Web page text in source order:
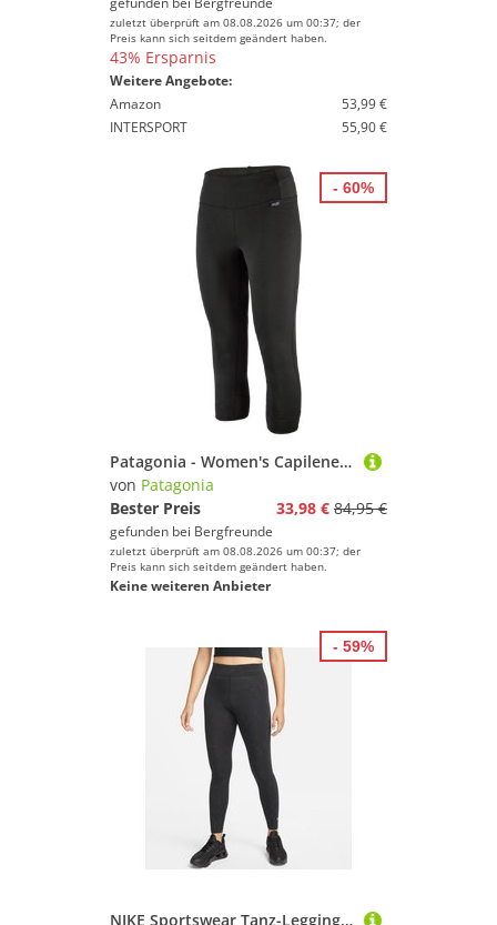
zuletzt überprüft am 08.08.2026 um 00:37; der
Preis kann sich seitdem geändert haben.
43% Ersparnis
Weitere Angebote:
Amazon
53,99 €
INTERSPORT
55,90 €
Patagonia - Women's Capilene ThermWgt Boot Length Bottoms - Kunstfaserunterwäsche Gr XL schwarz
von Patagonia
Bester Preis
33,98 € 84,95 €
gefunden bei Bergfreunde
zuletzt überprüft am 08.08.2026 um 00:37; der
Preis kann sich seitdem geändert haben.
Keine weiteren Anbieter
- 60%
NIKE Sportswear Tanz-Leggings mit hohem Bund Damen black S
- 59%